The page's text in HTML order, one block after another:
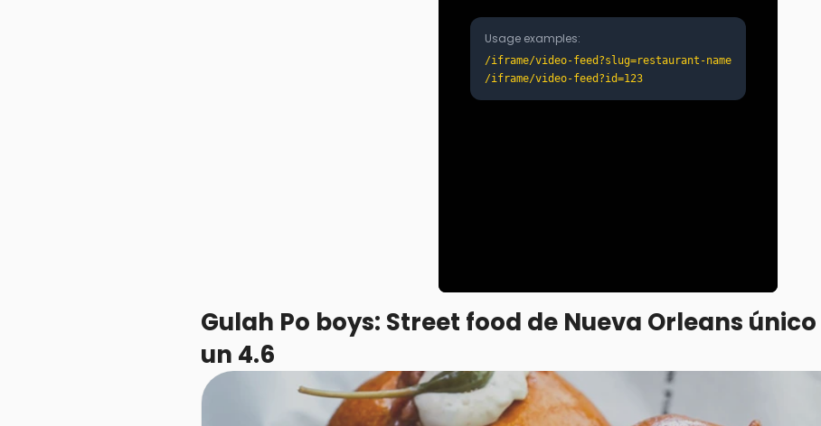
Gulah Po boys: Street food de Nueva Orleans
un 4.6